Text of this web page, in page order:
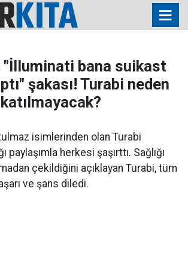
"İlluminati bana suikast
şakası! Turabi neden
isimlerinden olan Turabi
paylaşımla herkesi şaşırttı. Sağlığı
çekildiğini açıklayan Turabi, tüm
ve şans diledi.